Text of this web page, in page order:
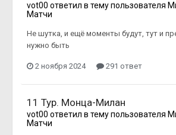
vot00 ответил в тему пользователя
Матчи
Не шутка, и ещё моменты будут, тут и
нужно быть
2 ноября 2024 291 ответ
11 Тур. Монца-Милан
vot00 ответил в тему пользователя
Матчи